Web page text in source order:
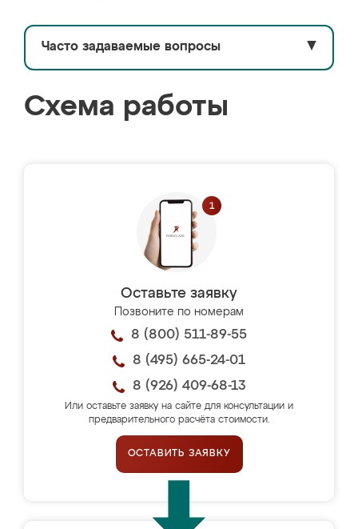
Часто задаваемые вопросы ▼
Схема работы
Оставьте заявку
Позвоните по номерам
8 (800) 511-89-55
8 (495) 665-24-01
8 (926) 409-68-13
Или оставьте заявку на сайте для консультации и
предварительного расчёта стоимости.
ОСТАВИТЬ ЗАЯВКУ